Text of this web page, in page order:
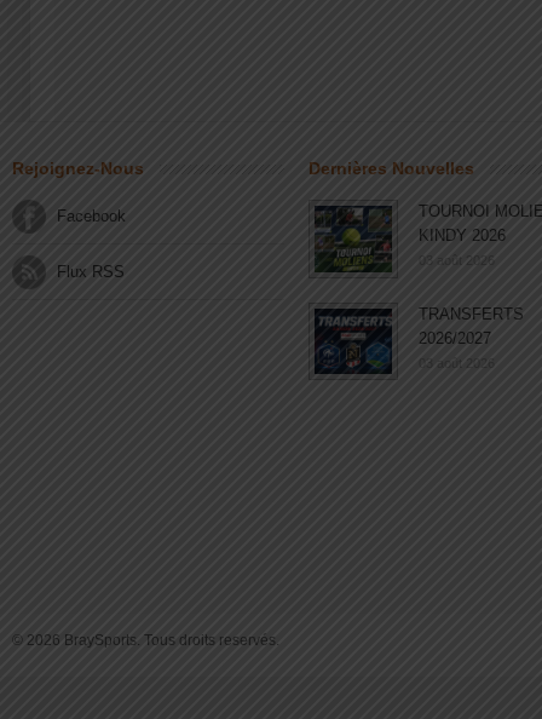
Rejoignez-Nous
Facebook
Flux RSS
Dernières Nouvelles
TOURNOI
KINDY 2026
03 août 2026
TRANSFERTS
2026/2027
03 août 2026
© 2026 BraySports. Tous droits reservés.